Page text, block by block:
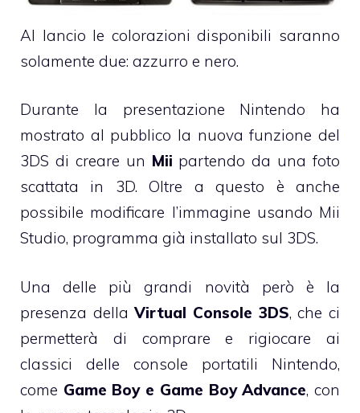
Al lancio le colorazioni disponibili saranno
solamente due: azzurro e nero.
Durante la presentazione Nintendo ha
mostrato al pubblico la nuova funzione del
3DS di creare un Mii partendo da una foto
scattata in 3D. Oltre a questo è anche
possibile modificare l’immagine usando Mii
Studio, programma già installato sul 3DS.
Una delle più grandi novità però è la
presenza dellaVirtual Console 3DS, che ci
permetterà di comprare e rigiocare ai
classici delle console portatili Nintendo,
come Game Boy e Game Boy Advance, con